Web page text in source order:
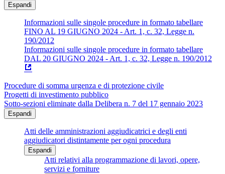
Espandi
Informazioni sulle singole procedure in formato tabellare
FINO AL 19 GIUGNO 2024 - Art. 1, c. 32, Legge n.
190/2012
Informazioni sulle singole procedure in formato tabellare
DAL 20 GIUGNO 2024 - Art. 1, c. 32, Legge n. 190/2012
Procedure di somma urgenza e di protezione civile
Progetti di investimento pubblico
Sotto-sezioni eliminate dalla Delibera n. 7 del 17 gennaio 2023
Espandi
Atti delle amministrazioni aggiudicatrici e degli enti
aggiudicatori distintamente per ogni procedura
Espandi
Atti relativi alla programmazione di lavori, opere,
servizi e forniture